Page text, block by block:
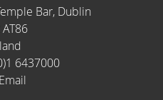
Bar, Dublin
6437000
Email